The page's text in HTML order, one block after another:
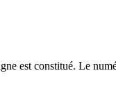
est constitué. Le